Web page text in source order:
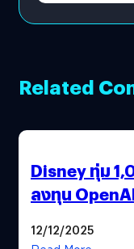
Related
Disney ทุ่ม
ลงทุน
12/12/2025